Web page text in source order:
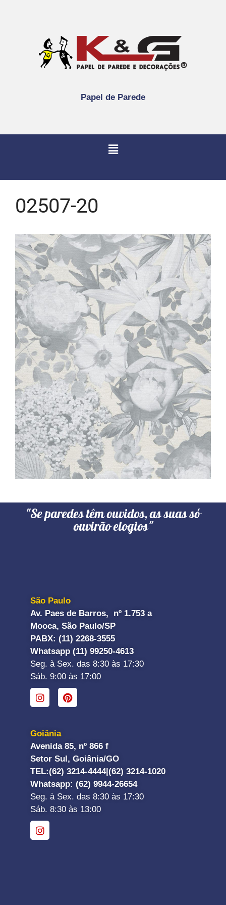
Papel de Parede
02507-20
"Se paredes têm ouvidos, as suas só
ouvirão elogios"
São Paulo
Av. Paes de Barros, nº 1.753 a
Mooca, São Paulo/SP
PABX: (11) 2268-3555
Whatsapp (11) 99250-4613
Seg. à Sex. das 8:30 às 17:30
Sáb. 9:00 às 17:00
Goiânia
Avenida 85, nº 866 f
Setor Sul, Goiânia/GO
TEL:(62) 3214-4444|(62) 3214-1020
Whatsapp: (62) 9944-26654
Seg. à Sex. das 8:30 às 17:30
Sáb. 8:30 às 13:00